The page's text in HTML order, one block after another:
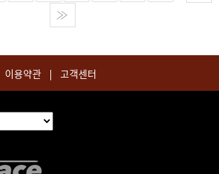
이용약관 고객센터